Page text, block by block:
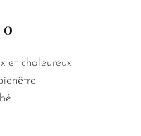
et chaleureux